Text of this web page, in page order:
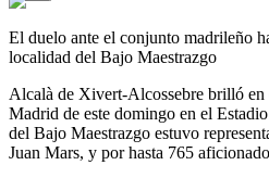
El duelo ante el conjunto madrileño
localidad del Bajo Maestrazgo
Alcalà de Xivert-Alcossebre brilló
Madrid de este domingo en el
del Bajo Maestrazgo estuvo
Juan Mars, y por hasta 765